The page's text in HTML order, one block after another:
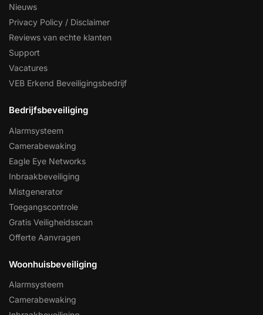
Nieuws
Privacy Policy / Disclaimer
Reviews van echte klanten
Support
Vacatures
VEB Erkend Beveiligingsbedrijf
Bedrijfsbeveiliging
Alarmsysteem
Camerabewaking
Eagle Eye Networks
Inbraakbeveiliging
Mistgenerator
Toegangscontrole
Gratis Veiligheidsscan
Offerte Aanvragen
Woonhuisbeveiliging
Alarmsysteem
Camerabewaking